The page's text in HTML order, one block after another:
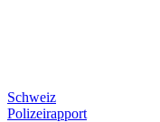
Schweiz
Polizeirapport